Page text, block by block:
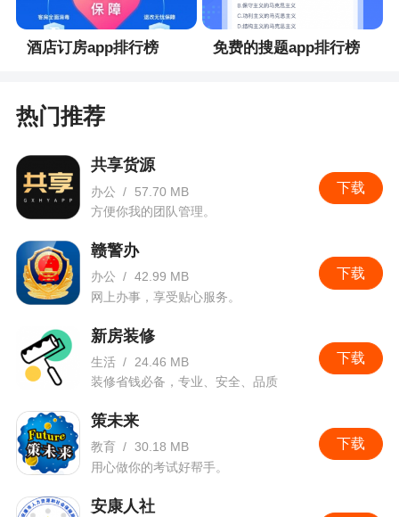
酒店订房app排行榜 免费的搜题app排行榜
热门推荐
下载
共享货源
办公 /
57.70 MB
方便你我的团队管理。
下载
赣警办
办公 / 42.99 MB
网上办事，享受贴心服务。
下载
新房装修
生活 /
24.46 MB
装修省钱必备，专业、安全、品质
下载
策未来
教育 / 30.18 MB
用心做你的考试好帮手。
安康人社